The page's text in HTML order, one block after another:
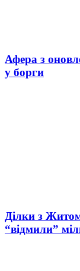
Афера з
у борги
Ділки з
“відмили”